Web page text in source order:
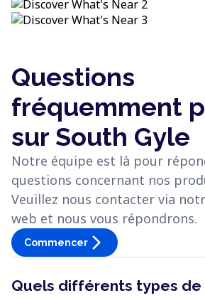
Questions
fréquemment
sur South Gyle
Notre équipe est là pour
questions concernant nos
Veuillez nous contacter via
web et nous vous répondrons.
Commencer arrow_forward_ios
Quels différents types de